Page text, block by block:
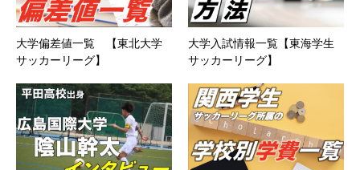
大学偏差値一覧 【東北大学
サッカーリーグ】
大学入試情報一覧【東海学生
サッカーリーグ】